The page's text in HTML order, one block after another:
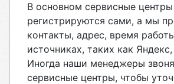
В основном сервисные центры
регистрируются сами, а мы
контакты, адрес, время
источниках, таких как
Иногда наши менеджеры
сервисные центры, чтобы